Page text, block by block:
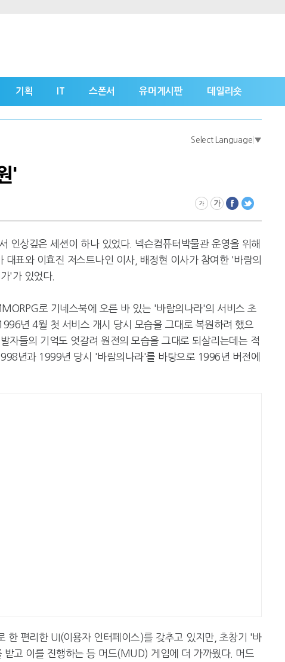
기획 IT 스폰서 유머게시판 데일리숏
Select Language ▼
'
상깊은 세션이 하나 있었다. 넥슨컴퓨터박물관 운영을 위해
표와 이효진 저스트나인 이사, 배정현 이사가 참여한 '바람의
'가 있었다.
로 기네스북에 오른 바 있는 '바람의나라'의 서비스 초
년 4월 첫 서비스 개시 당시 모습을 그대로 복원하려 했으
자들의 기억도 엇갈려 원전의 모습을 그대로 되살리는데는 적
년과 1999년 당시 '바람의나라'를 바탕으로 1996년 버전에
한 편리한 UI(이용자 인터페이스)를 갖추고 있지만, 초창기 '바
고 이를 진행하는 등 머드(MUD) 게임에 더 가까웠다. 머드